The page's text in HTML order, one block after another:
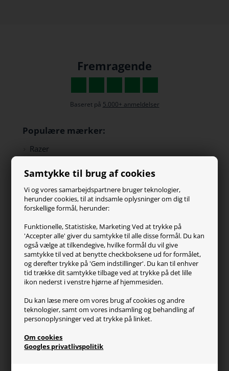
Samtykke til brug af cookies
Vi og vores samarbejdspartnere bruger teknologier,
herunder cookies, til at indsamle oplysninger om dig til
forskellige formål, herunder:
Funktionelle, Statistiske, Marketing Ved at trykke på
'Accepter alle' giver du samtykke til alle disse formål. Du kan
også vælge at tilkendegive, hvilke formål du vil give
samtykke til ved at benytte checkboksene ud for formålet,
og derefter trykke på 'Gem indstillinger'. Du kan til enhver
tid trække dit samtykke tilbage ved at trykke på det lille
ikon nederst i venstre hjørne af hjemmesiden.
Du kan læse mere om vores brug af cookies og andre
teknologier, samt om vores indsamling og behandling af
personoplysninger ved at trykke på linket.
Om cookies
Googles privatlivspolitik
Fremragende
Baseret på 5.000+ anmeldelser
Populære mærker:
Razer
SteelSeries
ZOWIE
Turtle Beach
Kundeservice
Kontakt os
FAQ
Handelsvilkår
Reklamation
Generel info
Om os
Fragt og levering